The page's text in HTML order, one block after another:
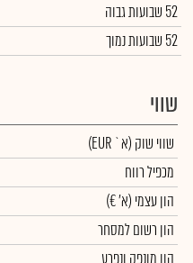
52 שבועות גבוה
52 שבועות נמוך
שווי
שווי שוק (א` EUR)
מכפיל רווח
הון עצמי (א' €)
הון רשום למסחר